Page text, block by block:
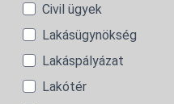
Civil ügyek
Lakásügynökség
Lakáspályázat
Lakótér